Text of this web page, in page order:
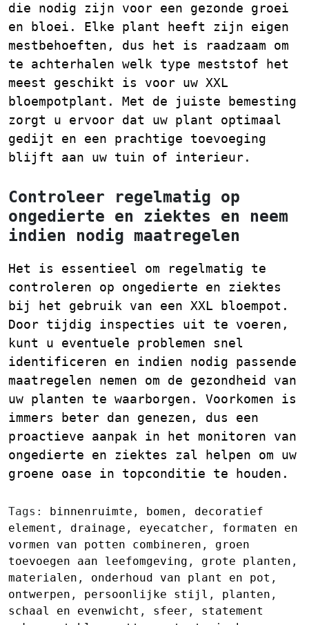
die nodig zijn voor een gezonde groei
en bloei. Elke plant heeft zijn eigen
mestbehoeften, dus het is raadzaam om
te achterhalen welk type meststof het
meest geschikt is voor uw XXL
bloempotplant. Met de juiste bemesting
zorgt u ervoor dat uw plant optimaal
gedijt en een prachtige toevoeging
blijft aan uw tuin of interieur.
Controleer regelmatig op
ongedierte en ziektes en neem
indien nodig maatregelen
Het is essentieel om regelmatig te
controleren op ongedierte en ziektes
bij het gebruik van een XXL bloempot.
Door tijdig inspecties uit te voeren,
kunt u eventuele problemen snel
identificeren en indien nodig passende
maatregelen nemen om de gezondheid van
uw planten te waarborgen. Voorkomen is
immers beter dan genezen, dus een
proactieve aanpak in het monitoren van
ongedierte en ziektes zal helpen om uw
groene oase in topconditie te houden.
Tags: binnenruimte , bomen , decoratief
element , drainage , eyecatcher , formaten en
vormen van potten combineren , groen
toevoegen aan leefomgeving , grote planten ,
materialen , onderhoud van plant en pot ,
ontwerpen , persoonlijke stijl , planten ,
schaal en evenwicht , sfeer , statement